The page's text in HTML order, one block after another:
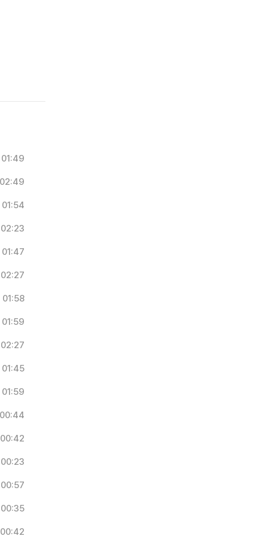
01:49
02:49
01:54
02:23
01:47
02:27
01:58
01:59
02:27
01:45
01:59
00:44
00:42
00:23
00:57
00:35
00:42